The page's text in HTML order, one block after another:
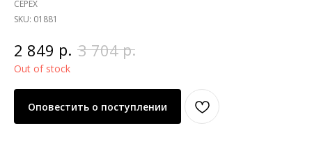
CEPEX
SKU: 01881
2 849 р. 3 704 р.
Out of stock
Оповестить о поступлении